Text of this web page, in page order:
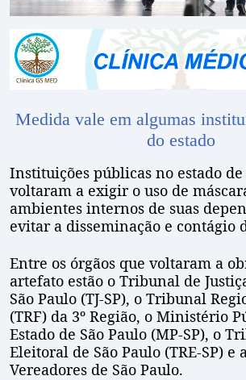
Medida vale em algumas
do estado
Instituições públicas no estado de
voltaram a exigir o uso de
ambientes internos de suas
evitar a disseminação e contágio
Entre os órgãos que voltaram a
artefato estão o Tribunal de
São Paulo (TJ-SP), o Tribunal
(TRF) da 3º Região, o Ministério
Estado de São Paulo (MP-SP), o
Eleitoral de São Paulo (TRE-SP) e
Vereadores de São Paulo.